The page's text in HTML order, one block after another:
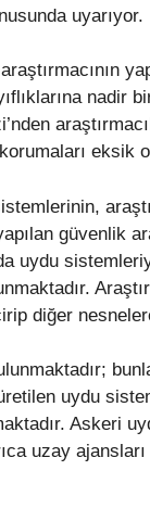
uyarıyor.
nadir
eksik
güvenlik
uydu
diğer
uydu
Askeri
uzay